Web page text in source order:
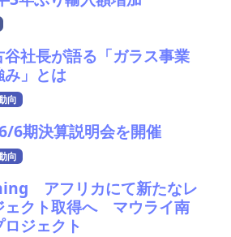
社長が語る「ガラス事業
」とは
向
6期決算説明会を開催
向
アフリカにて新たなレ
ェクト取得へ マウライ南
ジェクト